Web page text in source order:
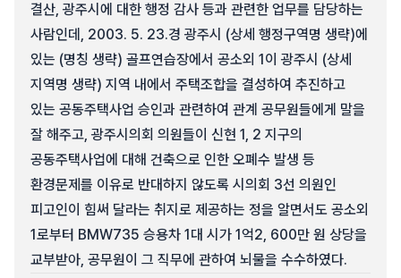
결산, 광주시에 대한 행정 감사 등과 관련한 업무를 담당하는
사람인데, 2003. 5. 23.경 광주시 (상세 행정구역명 생략)에
있는 (명칭 생략) 골프연습장에서 공소외 1이 광주시 (상세
지역명 생략) 지역 내에서 주택조합을 결성하여 추진하고
있는 공동주택사업 승인과 관련하여 관계 공무원들에게 말을
잘 해주고, 광주시의회 의원들이 신현 1, 2 지구의
공동주택사업에 대해 건축으로 인한 오폐수 발생 등
환경문제를 이유로 반대하지 않도록 시의회 3선 의원인
피고인이 힘써 달라는 취지로 제공하는 정을 알면서도 공소외
1로부터 BMW735 승용차 1대 시가 1억2, 600만 원 상당을
교부받아, 공무원이 그 직무에 관하여 뇌물을 수수하였다.